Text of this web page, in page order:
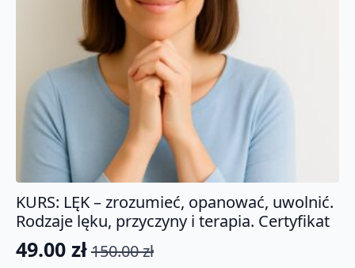
KURS: LĘK – zrozumieć, opanować, uwolnić.
Rodzaje lęku, przyczyny i terapia. Certyfikat
150.00zł
Pierwotna
49.00 zł
Aktualna